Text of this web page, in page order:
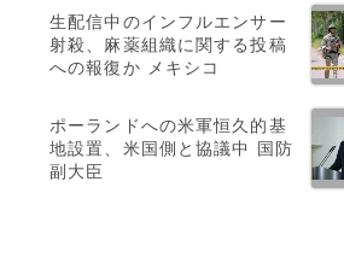
生配信中のインフルエンサー
射殺、麻薬組織に関する投稿
への報復か メキシコ
ポーランドへの米軍恒久的基
地設置、米国側と協議中 国防
副大臣